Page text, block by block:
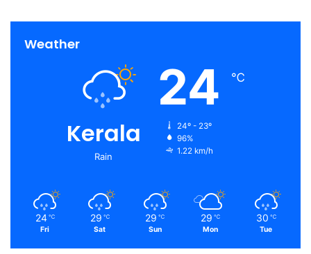
Weather
Kerala
Rain
24 ℃
24º - 23º
96%
1.22 km/h
24 ℃
Fri
29 ℃
Sat
29 ℃
Sun
29 ℃
Mon
30 ℃
Tue